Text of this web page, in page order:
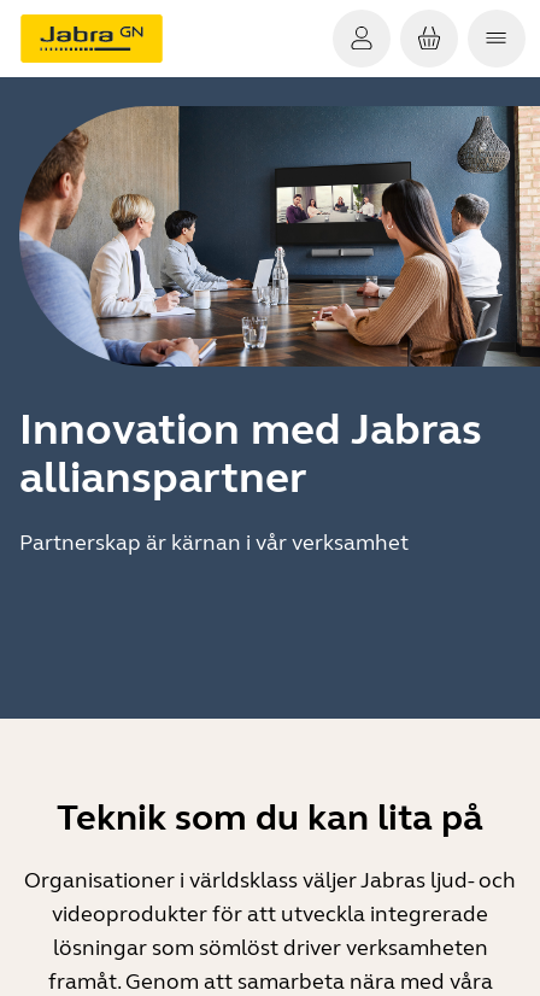
Innovation med Jabras
allianspartner
Partnerskap är kärnan i vår verksamhet
Teknik som du kan lita på
Organisationer i världsklass väljer Jabras ljud- och
videoprodukter för att utveckla integrerade
lösningar som sömlöst driver verksamheten
framåt. Genom att samarbeta nära med våra